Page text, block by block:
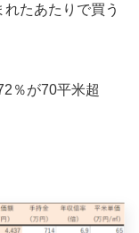
たあたりで買う
％が70平米超